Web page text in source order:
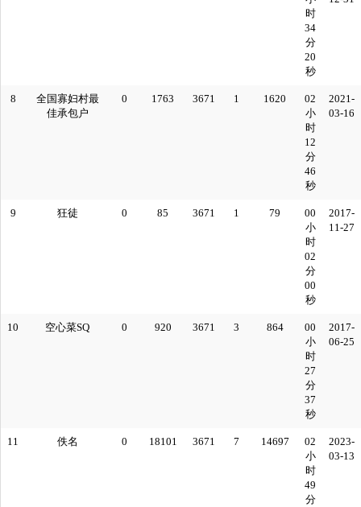
时
34
分
20
秒
8
全国寡妇村最
佳承包户
0 1763 3671 1 1620
02
小
时
12
分
46
秒
2021-
03-16
9 狂徒 0 85 3671 1 79
00
小
时
02
分
00
秒
2017-
11-27
10 空心菜SQ 0 920 3671 3 864
00
小
时
27
分
37
秒
2017-
06-25
11 佚名 0 18101 3671 7 14697
02
小
时
49
分
2023-
03-13